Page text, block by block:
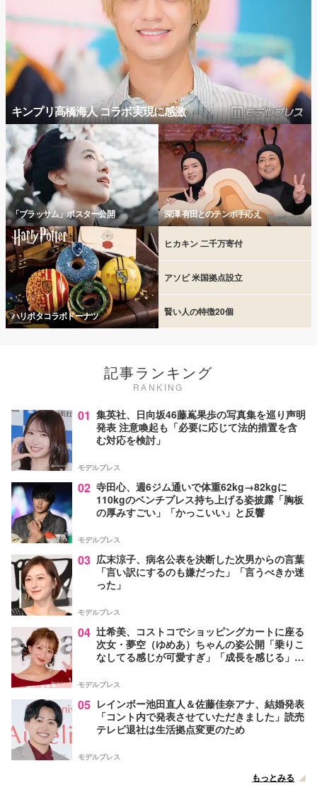
キンプリ高橋海人 コラボ実現に感激
「ブラッサム」ポスター公開 深澤 有田とのテンポ手応え
ハリポタコラボドーナツ
ヒカキン 二千万寄付
アソビ 米国拠点設立
賢い人の特徴20個
記事ランキング
RANKING
01 集英社、日向坂46藤嶌果歩の写真集を巡り声明
発表 注意喚起も「必要に応じて法的措置を含
む対応を検討」
モデルプレス
02 寺田心、週6ジム通いで体重62kg→82kgに
110kgのベンチプレス持ち上げる姿披露「胸板
の厚みすごい」「かっこいい」と反響
モデルプレス
03 広末涼子、病名公表を決断した次男からの言葉
「言い訳にするのも嫌だった」「言うべきか迷
った」
モデルプレス
04 辻希美、コストコでショッピングカートに座る
次女・夢空（ゆめあ）ちゃんの姿公開「乗りこ
なしてる感じが可愛すぎ」「成長を感じる」の
モデルプレス
05 レインボー池田直人＆佐藤佳奈アナ、結婚発表
「コント内で発表させていただきました」読売
テレビ退社は生活拠点変更のため
モデルプレス
もっとみる